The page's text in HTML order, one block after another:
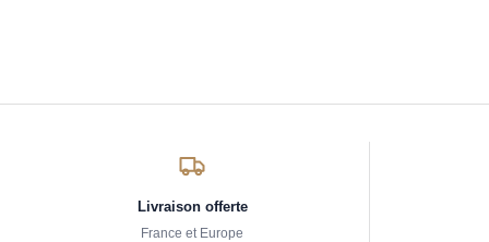
Livraison offerte
France et Europe